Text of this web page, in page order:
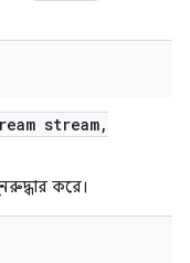
stream,
করে।